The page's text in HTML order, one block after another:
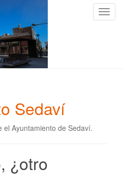
C
Sedaví
el Ayuntamiento de Sedaví.
¿otro